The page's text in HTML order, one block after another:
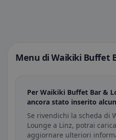
Menu di Waikiki Buffet
Per Waikiki Buffet Bar &
ancora stato inserito
Se rivendichi la scheda di
Lounge a Linz, potrai
aggiornare ulteriori